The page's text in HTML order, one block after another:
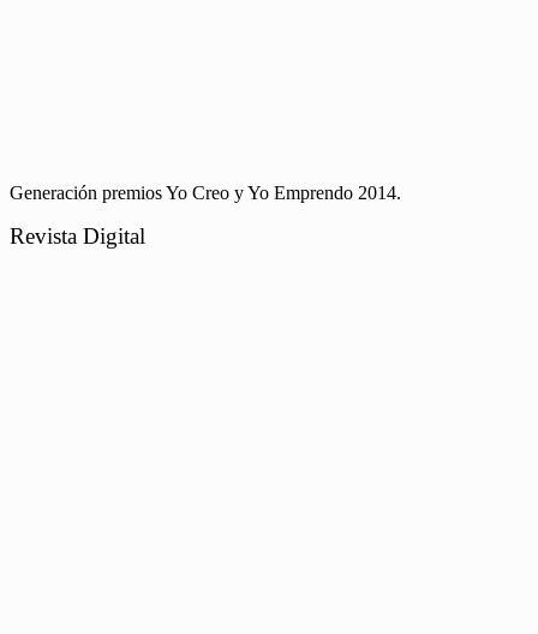
Generación premios Yo Creo y Yo Emprendo 2014.
Revista Digital